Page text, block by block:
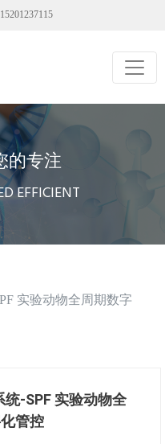
的专注
EFFICIENT
实验动物全周期数字
-SPF 实验动物全
管控